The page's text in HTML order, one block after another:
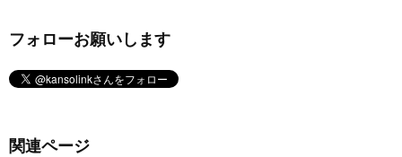
フォローお願いします
関連ページ